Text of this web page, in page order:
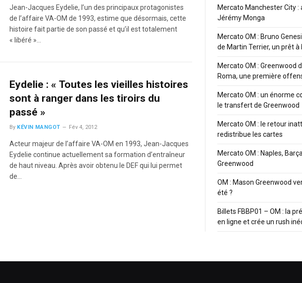
Jean-Jacques Eydelie, l’un des principaux protagonistes
de l’affaire VA-OM de 1993, estime que désormais, cette
histoire fait partie de son passé et qu’il est totalement
« libéré »…
Eydelie : « Toutes les vieilles histoires
sont à ranger dans les tiroirs du
passé »
By KÉVIN MANGOT Fév 4, 2012
Acteur majeur de l’affaire VA-OM en 1993, Jean-Jacques
Eydelie continue actuellement sa formation d’entraîneur
de haut niveau. Après avoir obtenu le DEF qui lui permet
de…
Mercato Manchester City
Jérémy Monga
Mercato OM : Bruno
de Martin Terrier, un prêt à
Mercato OM : Greenwood
Roma, une première
Mercato OM : un énorme
le transfert de Greenwood
Mercato OM : le retour
redistribue les cartes
Mercato OM : Naples,
Greenwood
OM : Mason Greenwood
été ?
Billets FBBP01 – OM : la
en ligne et crée un rush